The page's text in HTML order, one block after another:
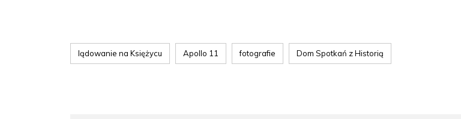
lądowanie na Księżycu Apollo 11 fotografie Dom Spotkań z Historią